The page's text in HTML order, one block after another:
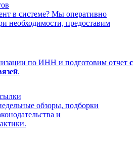
в системе? Мы оперативно
необходимости, предоставим
по ИНН и подготовим отчет с
.
обзоры, подборки
и